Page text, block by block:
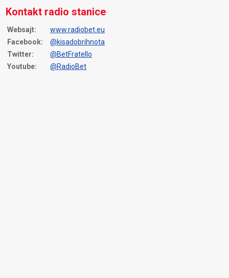
Kontakt radio stanice
Websajt:
www.radiobet.eu
Facebook:
@kisadobrihnota
Twitter:
@BetFratello
Youtube:
@RadioBet